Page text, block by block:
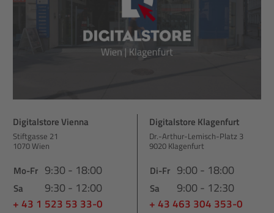
Digitalstore Vienna
Stiftgasse 21
1070 Wien
Mo-Fr 9:30 - 18:00
Sa 9:30 - 12:00
+ 43 1 523 53 33-0
Digitalstore Klagenfurt
Dr.-Arthur-Lemisch-Platz 3
9020 Klagenfurt
Di-Fr 9:00 - 18:00
Sa 9:00 - 12:30
+ 43 463 304 353-0